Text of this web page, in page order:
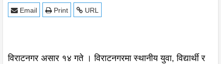
URL
Print
Email
विराटनगर असार १४ गते । विराटनगरमा स्थानीय युवा, विद्यार्थी र